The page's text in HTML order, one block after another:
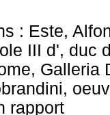
: Este,
III d', duc
Galleria
rapport